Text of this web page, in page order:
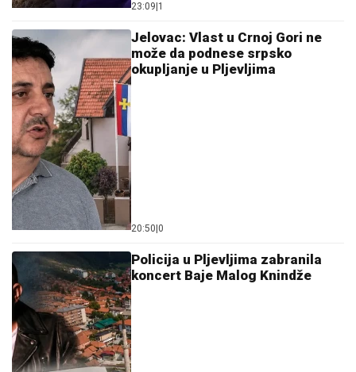
23:09 1
Jelovac: Vlast u Crnoj Gori ne
može da podnese srpsko
okupljanje u Pljevljima
20:50 0
Policija u Pljevljima zabranila
koncert Baje Malog Knindže